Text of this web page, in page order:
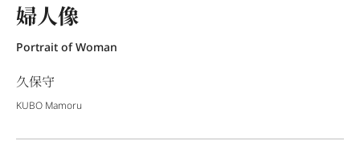
婦人像
Portrait of Woman
久保守
KUBO Mamoru